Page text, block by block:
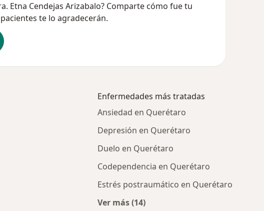
Etna Cendejas Arizabalo? Comparte cómo fue tu
te lo agradecerán.
Enfermedades más tratadas
Ansiedad en Querétaro
Depresión en Querétaro
Duelo en Querétaro
Codependencia en Querétaro
Estrés postraumático en Querétaro
Ver más (14)